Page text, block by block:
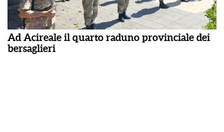
Ad Acireale il quarto raduno provinciale dei
bersaglieri